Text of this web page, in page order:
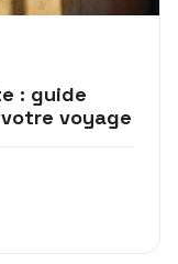
: guide
voyage